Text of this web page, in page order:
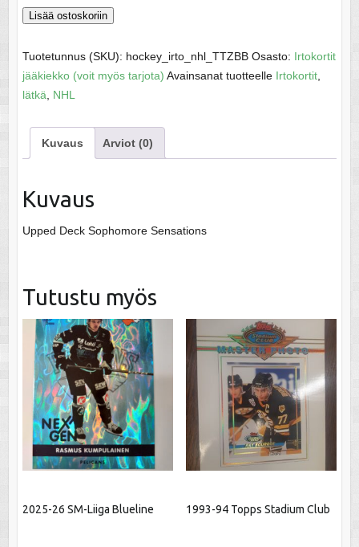
Kane,
-
NHL
2008-
määrä
Lisää ostoskoriin
Tuotetunnus (SKU): hockey_irto_nhl_TTZBB Osasto: Irtokortit
jääkiekko (voit myös tarjota) Avainsanat tuotteelle Irtokortit,
lätkä
NHL
Kuvaus Arviot (0)
Kuvaus
Upped Deck Sophomore Sensations
Tutustu myös
2025-26 SM-Liiga Blueline 1993-94 Topps Stadium Club